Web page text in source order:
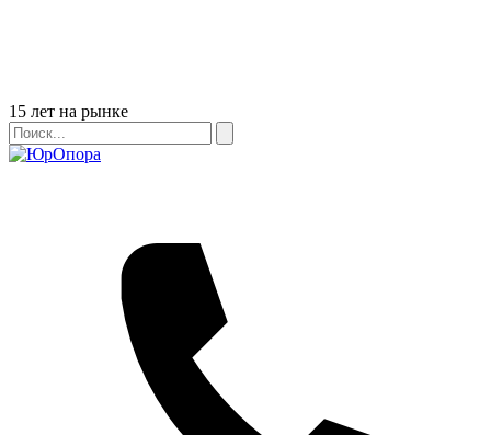
Бейдж
15 лет на рынке
Поиск
Поиск